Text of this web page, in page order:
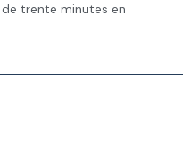
trente minutes en